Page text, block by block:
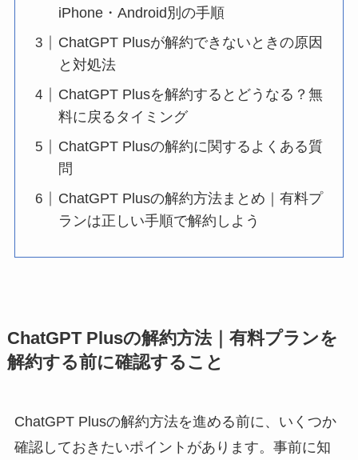
iPhone・Android別の手順
ChatGPT Plusが解約できないときの原因
と対処法
ChatGPT Plusを解約するとどうなる？無
料に戻るタイミング
ChatGPT Plusの解約に関するよくある質
問
ChatGPT Plusの解約方法まとめ｜有料プ
ランは正しい手順で解約しよう
ChatGPT Plusの解約方法｜有料プランを
解約する前に確認すること
ChatGPT Plusの解約方法を進める前に、いくつか
確認しておきたいポイントがあります。事前に知